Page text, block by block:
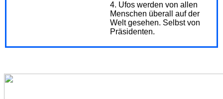
4. Ufos werden von allen
Menschen überall auf der
Welt gesehen. Selbst von
Präsidenten.